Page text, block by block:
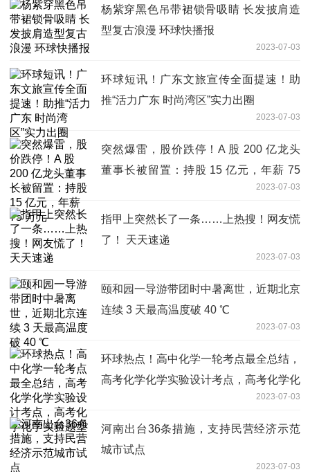
杨紫穿黑色吊带裙锁骨吸睛 长发披肩造
型复古浪漫 环球快播报
2023-07-03
环球短讯！广东文旅宣传全面提速！助
推“活力广东 时尚湾区”实力出圈
2023-07-03
突然爆雷，股价跌停！A 股 200 亿龙头
董事长被留置：持股 15 亿元，年薪 75
2023-07-03
指甲上突然长了一条……上热搜！网友慌
了！ 天天速递
2023-07-03
颐和园一导游带团时中暑离世，近期北京
连续 3 天最高温度破 40 ℃
2023-07-03
环球热点！高中化学一轮考点最全总结，
高考化学化学实验设计考点，高考化学化
2023-07-03
河南出台36条措施，支持民营经济示范
城市试点
2023-07-03